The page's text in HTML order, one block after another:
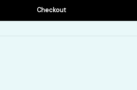
Checkout